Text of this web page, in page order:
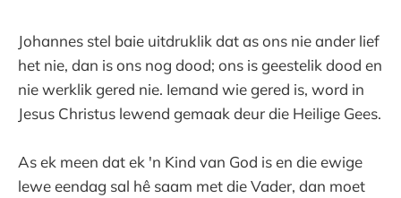
Johannes stel baie uitdruklik dat as ons nie ander lief
het nie, dan is ons nog dood; ons is geestelik dood en
nie werklik gered nie. Iemand wie gered is, word in
Jesus Christus lewend gemaak deur die Heilige Gees.
As ek meen dat ek 'n Kind van God is en die ewige
lewe eendag sal hê saam met die Vader, dan moet